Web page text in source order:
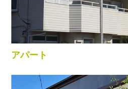
アパート